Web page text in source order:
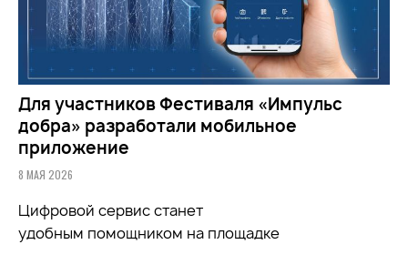
Для участников Фестиваля «Импульс
добра» разработали мобильное
приложение
8 МАЯ 2026
Цифровой сервис станет
удобным помощником на площадке